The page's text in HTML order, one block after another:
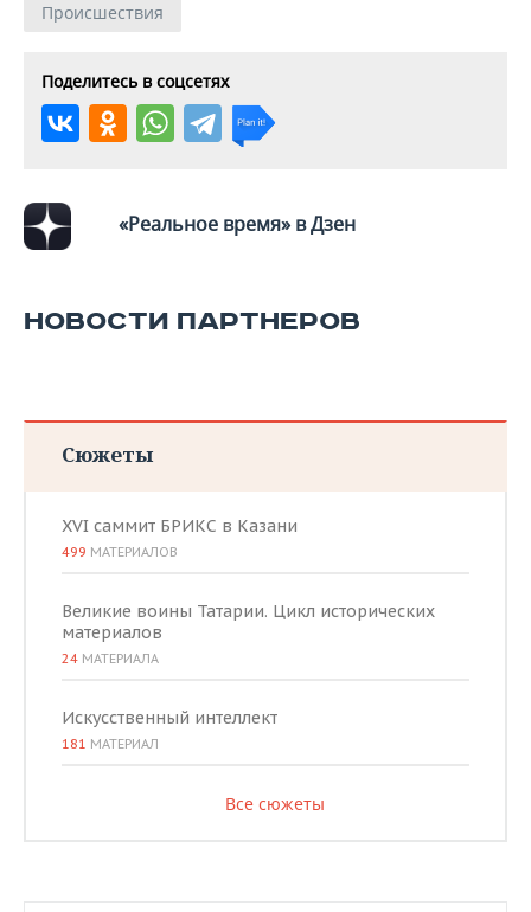
КИБЕРСПОРТ
ФИГУРНОЕ КАТАНИЕ
ВОДНЫЕ ВИДЫ СПОРТА
КУЛЬТУРА
МЕДИЦИНА
ОБРАЗОВАНИЕ
СПИСОК КОМПАНИЙ
Происшествия
Поделитесь в соцсетях
«Реальное время» в Дзен
НОВОСТИ ПАРТНЕРОВ
Сюжеты
XVI саммит БРИКС в Казани
499 МАТЕРИАЛОВ
Великие воины Татарии. Цикл исторических
материалов
24 МАТЕРИАЛА
Искусственный интеллект
181 МАТЕРИАЛ
Все сюжеты